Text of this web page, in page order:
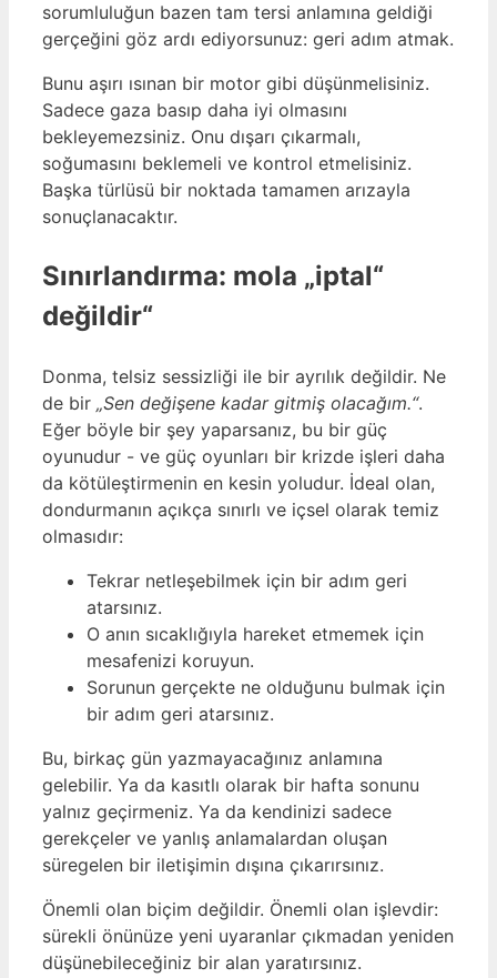
sorumluluğun bazen tam tersi anlamına geldiği
gerçeğini göz ardı ediyorsunuz: geri adım atmak.
Bunu aşırı ısınan bir motor gibi düşünmelisiniz.
Sadece gaza basıp daha iyi olmasını
bekleyemezsiniz. Onu dışarı çıkarmalı,
soğumasını beklemeli ve kontrol etmelisiniz.
Başka türlüsü bir noktada tamamen arızayla
sonuçlanacaktır.
Sınırlandırma: mola „iptal“
değildir“
Donma, telsiz sessizliği ile bir ayrılık değildir. Ne
de bir „Sen değişene kadar gitmiş olacağım.“.
Eğer böyle bir şey yaparsanız, bu bir güç
oyunudur - ve güç oyunları bir krizde işleri daha
da kötüleştirmenin en kesin yoludur. İdeal olan,
dondurmanın açıkça sınırlı ve içsel olarak temiz
olmasıdır:
Tekrar netleşebilmek için bir adım geri
atarsınız.
O anın sıcaklığıyla hareket etmemek için
mesafenizi koruyun.
Sorunun gerçekte ne olduğunu bulmak için
bir adım geri atarsınız.
Bu, birkaç gün yazmayacağınız anlamına
gelebilir. Ya da kasıtlı olarak bir hafta sonunu
yalnız geçirmeniz. Ya da kendinizi sadece
gerekçeler ve yanlış anlamalardan oluşan
süregelen bir iletişimin dışına çıkarırsınız.
Önemli olan biçim değildir. Önemli olan işlevdir:
sürekli önünüze yeni uyaranlar çıkmadan yeniden
düşünebileceğiniz bir alan yaratırsınız.